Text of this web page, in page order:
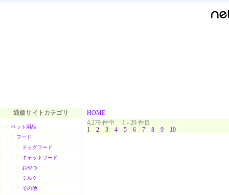
通販サイトカテゴリ
ペット用品
フード
ドッグフード
キャットフード
おやつ
ミルク
その他
HOME
4,279 件中 1 - 20 件目
1
2 3 4 5 6 7 8 9 10